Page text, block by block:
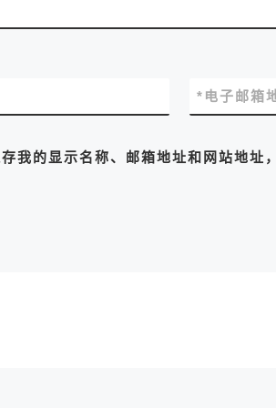
电子邮箱
*
我的显示名称、邮箱地址和网站地址